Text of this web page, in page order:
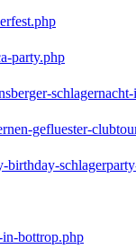
party.php
gefluester-
birthday-
bottrop.php